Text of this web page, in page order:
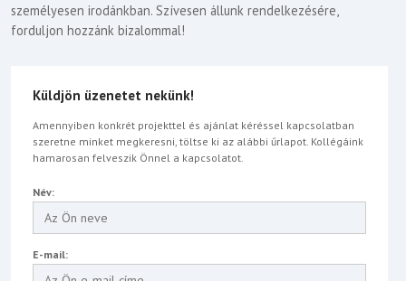
személyesen irodánkban. Szívesen állunk rendelkezésére,
forduljon hozzánk bizalommal!
Küldjön üzenetet nekünk!
Amennyiben konkrét projekttel és ajánlat kéréssel kapcsolatban
szeretne minket megkeresni, töltse ki az alábbi űrlapot. Kollégáink
hamarosan felveszik Önnel a kapcsolatot.
Név:
E-mail: